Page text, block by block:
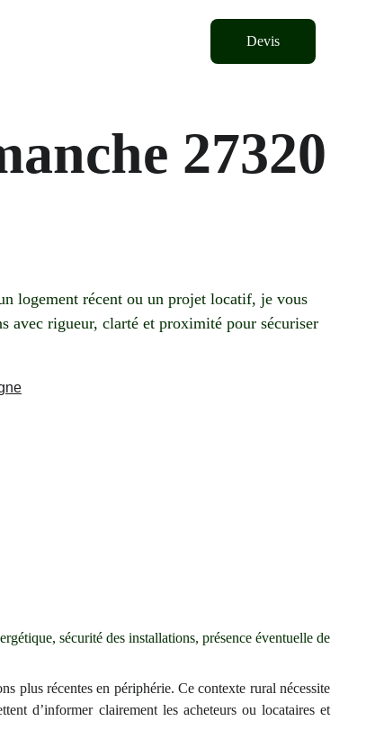
Devis
27320
logement récent ou un projet locatif, je vous
avec rigueur, clarté et proximité pour sécuriser
sécurité des installations, présence éventuelle de
plus récentes en périphérie. Ce contexte rural nécessite
d’informer clairement les acheteurs ou locataires et